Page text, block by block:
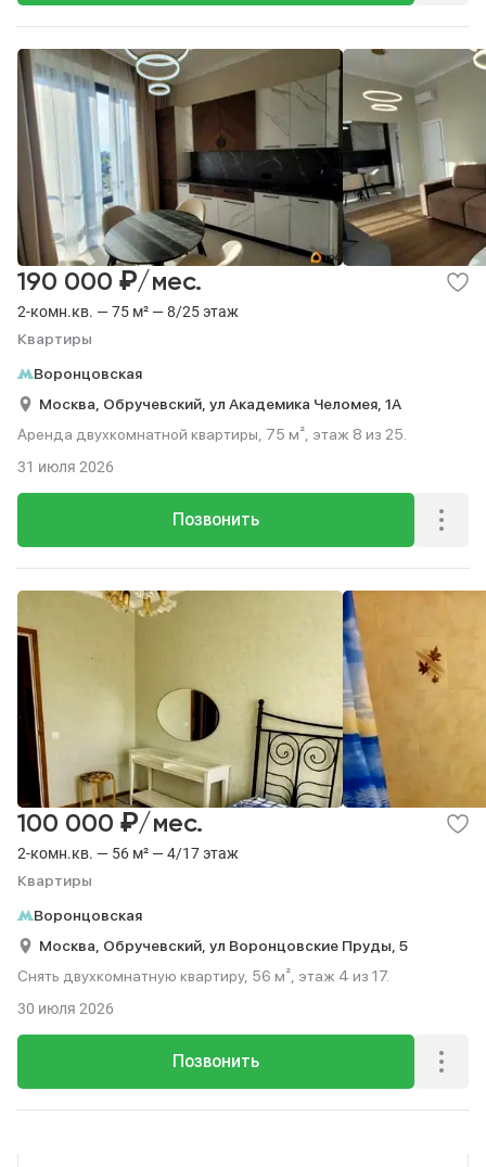
2-комн.кв. — 75 м² — 8/25 этаж
Квартиры
190 000 ₽/мес.
Воронцовская
Москва, Обручевский, ул Академика Челомея, 1А
Аренда двухкомнатной квартиры, 75 м², этаж 8 из 25.
Позвонить
31 июля 2026
2-комн.кв. — 56 м² — 4/17 этаж
Квартиры
100 000 ₽/мес.
Воронцовская
Москва, Обручевский, ул Воронцовские Пруды, 5
Снять двухкомнатную квартиру, 56 м², этаж 4 из 17.
Позвонить
30 июля 2026